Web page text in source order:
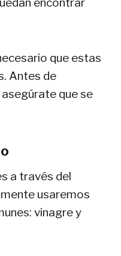
que estas
Antes de
que se
a través del
usaremos
vinagre y